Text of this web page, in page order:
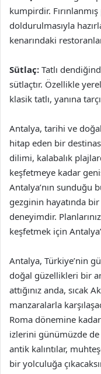
kumpirdir.
doldurulmasıyla
kenarındaki
Sütlaç: Tatlı
sütlaçtır. Özellikle
klasik tatlı, yanına
Antalya, tarihi ve
hitap eden bir
dilimi, kalabalık
keşfetmeye kadar
Antalya’nın sunduğu
gezginin hayatında
deneyimdir.
keşfetmek için
Antalya, Türkiye’nin
doğal güzellikleri bir
attığınız anda, sıcak
manzaralarla
Roma dönemine
izlerini günümüzde
antik kalıntılar,
bir yolculuğa